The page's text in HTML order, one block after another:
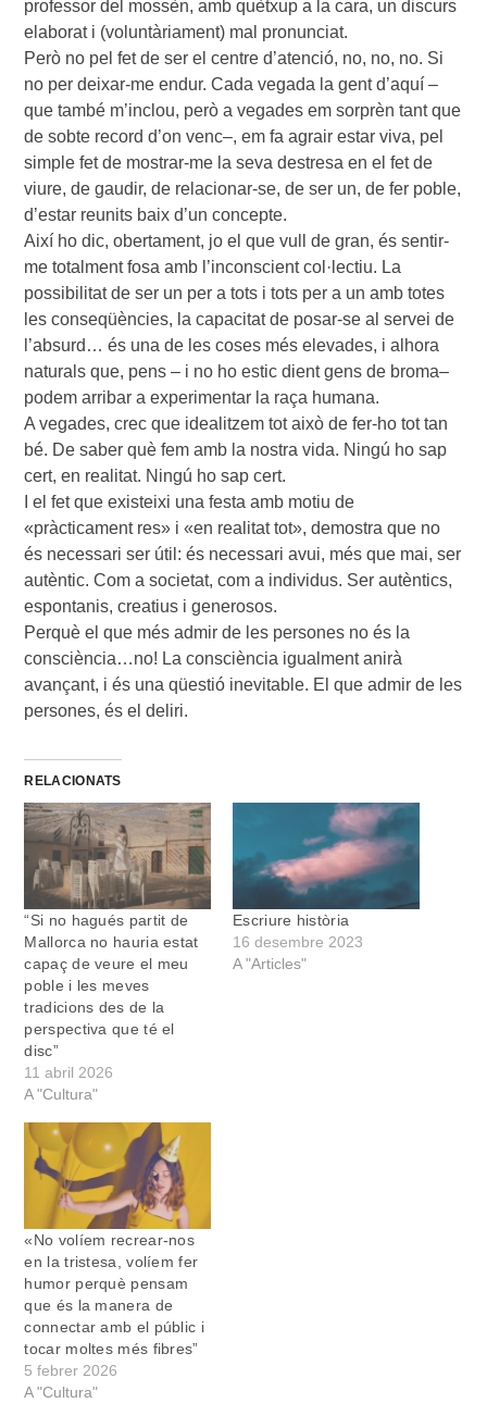
professor del mossèn, amb quètxup a la cara, un discurs
elaborat i (voluntàriament) mal pronunciat.
Però no pel fet de ser el centre d’atenció, no, no, no. Si
no per deixar-me endur. Cada vegada la gent d’aquí –
que també m’inclou, però a vegades em sorprèn tant que
de sobte record d’on venc–, em fa agrair estar viva, pel
simple fet de mostrar-me la seva destresa en el fet de
viure, de gaudir, de relacionar-se, de ser un, de fer poble,
d’estar reunits baix d’un concepte.
Així ho dic, obertament, jo el que vull de gran, és sentir-
me totalment fosa amb l’inconscient col·lectiu. La
possibilitat de ser un per a tots i tots per a un amb totes
les conseqüències, la capacitat de posar-se al servei de
l’absurd… és una de les coses més elevades, i alhora
naturals que, pens – i no ho estic dient gens de broma–
podem arribar a experimentar la raça humana.
A vegades, crec que idealitzem tot això de fer-ho tot tan
bé. De saber què fem amb la nostra vida. Ningú ho sap
cert, en realitat. Ningú ho sap cert.
I el fet que existeixi una festa amb motiu de
«pràcticament res» i «en realitat tot», demostra que no
és necessari ser útil: és necessari avui, més que mai, ser
autèntic. Com a societat, com a individus. Ser autèntics,
espontanis, creatius i generosos.
Perquè el que més admir de les persones no és la
consciència…no! La consciència igualment anirà
avançant, i és una qüestió inevitable. El que admir de les
persones, és el deliri.
RELACIONATS
“Si no hagués partit de
Mallorca no hauria estat
capaç de veure el meu
poble i les meves
tradicions des de la
perspectiva que té el
disc”
11 abril 2026
A "Cultura"
Escriure història
16 desembre 2023
A "Articles"
«No volíem recrear-nos
en la tristesa, volíem fer
humor perquè pensam
que és la manera de
connectar amb el públic i
tocar moltes més fibres”
5 febrer 2026
A "Cultura"